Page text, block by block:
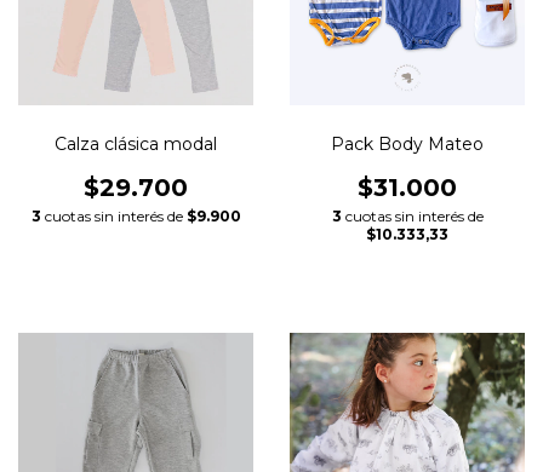
Calza clásica modal
$29.700
3 cuotas sin interés de $9.900
Pack Body Mateo
$31.000
3 cuotas sin interés de
$10.333,33